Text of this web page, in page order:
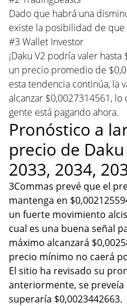
Dado que habrá una
existe la posibilidad de
#3 Wallet Investor
¡Daku V2 podría valer
un precio promedio de
esta tendencia continúa, la
alcanzar $0,0027314561,
gente está pagando ahora.
Pronóstico a
precio de
2033, 2034,
3Commas prevé que el
mantenga en
un fuerte movimiento
cual es una buena señal
máximo alcanzará
precio mínimo no caerá
El sitio ha revisado su
anteriormente, se
superaría $0,0023442663.